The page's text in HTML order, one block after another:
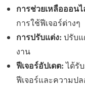
การช่วยเหลือออน
การใช้ฟีเจอร์ต่างๆ
การปรับแต่ง: ปรับ
งาน
ฟีเจอร์อัปเดต:ได้รั
ฟีเจอร์และความป